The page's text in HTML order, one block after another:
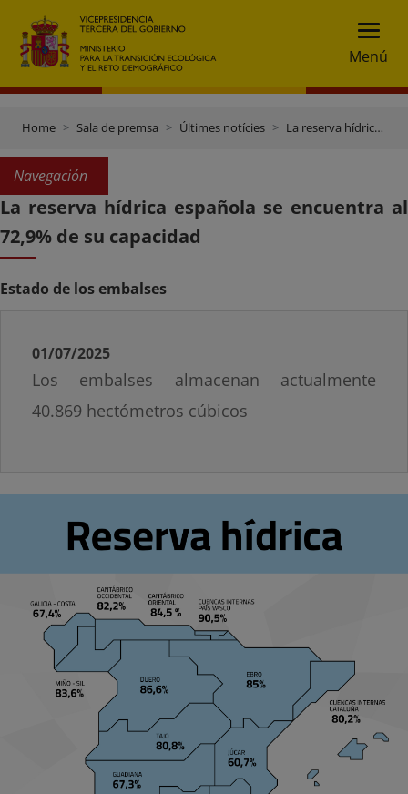
Menú
Home Sala de premsa Últimes notícies La reserva hídrica española se encuentra al 72,9% de su capacidad
Navegación
La reserva hídrica española se encuentra al
72,9% de su capacidad
Estado de los embalses
01/07/2025
Los embalses almacenan actualmente
40.869 hectómetros cúbicos